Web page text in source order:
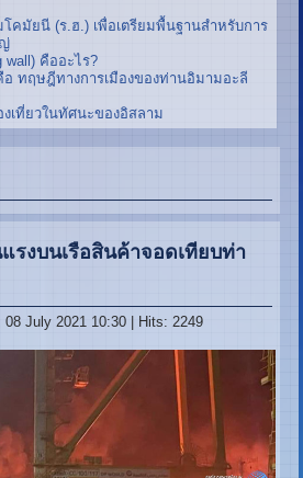
คมัยนี (ร.ฮ.) เพื่อเตรียมพื้นฐานสำหรับการ
wall) คืออะไร?
ทฤษฎีทางการเมืองของท่านอิมามอะลี
งเที่ยวในทัศนะของอิสลาม
แรงบนเรือสินค้าจอดเทียบท่า
08 July 2021 10:30 | Hits: 2249